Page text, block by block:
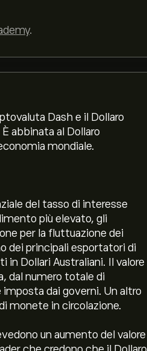
.
Dash e il Dollaro
abbinata al Dollaro
mondiale.
del tasso di interesse
più elevato, gli
per la fluttuazione dei
dei principali esportatori di
in Dollari Australiani. Il valore
dal numero totale di
dai governi. Un altro
monete in circolazione.
un aumento del valore